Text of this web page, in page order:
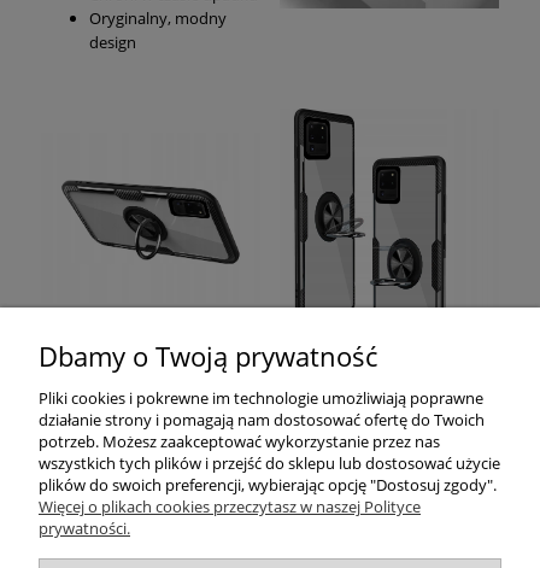
Oryginalny, modny
design
Pomoc
Moje konto
Płatności i dostawa
Dbamy o Twoją prywatność
Pliki cookies i pokrewne im technologie umożliwiają poprawne
działanie strony i pomagają nam dostosować ofertę do Twoich
potrzeb. Możesz zaakceptować wykorzystanie przez nas
wszystkich tych plików i przejść do sklepu lub dostosować użycie
plików do swoich preferencji, wybierając opcję "Dostosuj zgody".
Więcej o plikach cookies przeczytasz w naszej Polityce
prywatności.